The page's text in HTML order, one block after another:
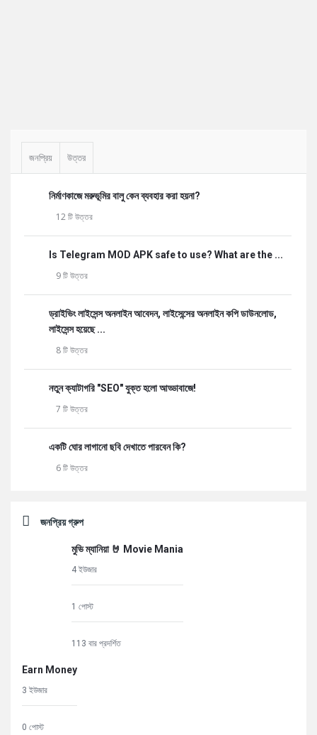
Sidebar
জনপ্রিয় উত্তর
নির্মাণকাজে মরুভূমির বালু কেন ব্যবহার করা হয়না?
12 টি উত্তর
Is Telegram MOD APK safe to use? What are the ...
9 টি উত্তর
ড্রাইভিং লাইসেন্স অনলাইন আবেদন, লাইসেন্সের অনলাইন কপি ডাউনলোড,
লাইসেন্স হয়েছে ...
8 টি উত্তর
নতুন ক্যাটাগরি "SEO" যুক্ত হলো আড্ডাবাজে!
7 টি উত্তর
একটি ঘোর লাগানো ছবি দেখাতে পারবেন কি?
6 টি উত্তর
জনপ্রিয় গ্রুপ
মুভি ম্যানিয়া 🤘 Movie Mania
4 ইউজার
1 পোস্ট
113 বার প্রদর্শিত
Earn Money
3 ইউজার
0 পোস্ট